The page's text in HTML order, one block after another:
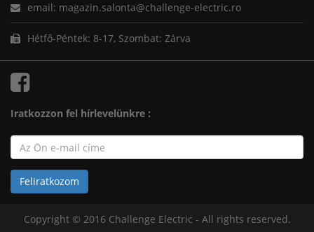
email: magazin.salonta@challenge-electric.ro
Hétfő-Péntek: 8-17, Szombat: Zárva
Iratkozzon fel hírlevelünkre :
Copyright © 2016 Challenge Electric - All rights reserved.